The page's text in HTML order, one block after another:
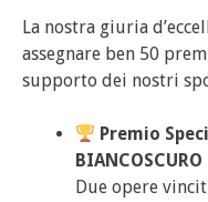
La nostra giuria
assegnare ben 50
supporto dei nostri
Premio
Due opere